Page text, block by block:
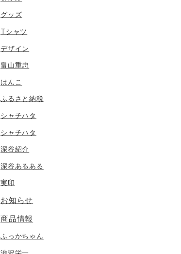
グッズ
Tシャツ
デザイン
畠山重忠
はんこ
ふるさと納税
シャチハタ
シャチハタ
深谷紹介
深谷あるある
実印
お知らせ
商品情報
ふっかちゃん